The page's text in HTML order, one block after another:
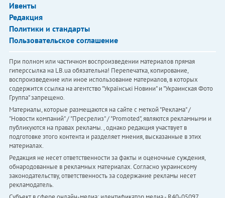
Ивенты
Редакция
Политики и стандарты
Пользовательское соглашение
При полном или частичном воспроизведении материалов прямая
гиперссылка на LB.ua обязательна! Перепечатка, копирование,
воспроизведение или иное использование материалов, в которых
содержится ссылка на агентство "Українськi Новини" и "Украинская Фото
Группа" запрещено.
Материалы, которые размещаются на сайте с меткой "Реклама" /
"Новости компаний" / "Пресрелиз" / "Promoted", являются рекламными и
публикуются на правах рекламы. , однако редакция участвует в
подготовке этого контента и разделяет мнения, высказанные в этих
материалах.
Редакция не несет ответственности за факты и оценочные суждения,
обнародованные в рекламных материалах. Согласно украинскому
законодательству, ответственность за содержание рекламы несет
рекламодатель.